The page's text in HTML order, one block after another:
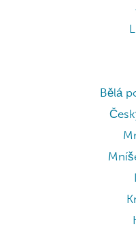
Bělá